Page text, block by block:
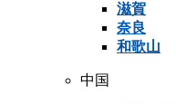
滋賀
奈良
和歌山
中国